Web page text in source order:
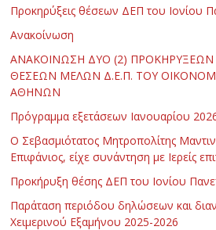
Προκηρύξεις θέσεων ΔΕΠ του Ιονίου
Ανακοίνωση
ΑΝΑΚΟΙΝΩΣΗ ΔΥΟ (2)
ΘΕΣΕΩΝ ΜΕΛΩΝ Δ.Ε.Π. ΤΟΥ
ΑΘΗΝΩΝ
Πρόγραμμα εξετάσεων Ιανουαρίου
Ο Σεβασμιότατος Μητροπολίτης
Επιφάνιος, είχε συνάντηση με Ιερείς
Προκήρυξη θέσης ΔΕΠ του Ιονίου
Παράταση περιόδου δηλώσεων και
Χειμερινού Εξαμήνου 2025-2026